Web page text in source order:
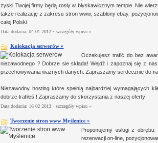
zyski Twojej firmy będą rosły w błyskawicznym tempie. Nie
także realizację z zakresu stron www, szablony ebay,
całej Polski
Data dodania: 04 01 2012 · szczegóły wpisu »
Kolokacja serwerów »
Oczekujesz trafić do bez
niezawodnego ? Dobrze sie składa! Wejdź i zapoznaj się z
przechowywania ważnych danych. Zapraszamy serdecznie do
Niezawodny hosting które spełnią najbardziej wymagających
dobrze trafiłeś ! Zapraszamy do skorzystania z naszej oferty!
Data dodania: 16 02 2012 · szczegóły wpisu »
Tworzenie stron www Myślenice »
Proponujemy usługi z
rezerwacji on-line,